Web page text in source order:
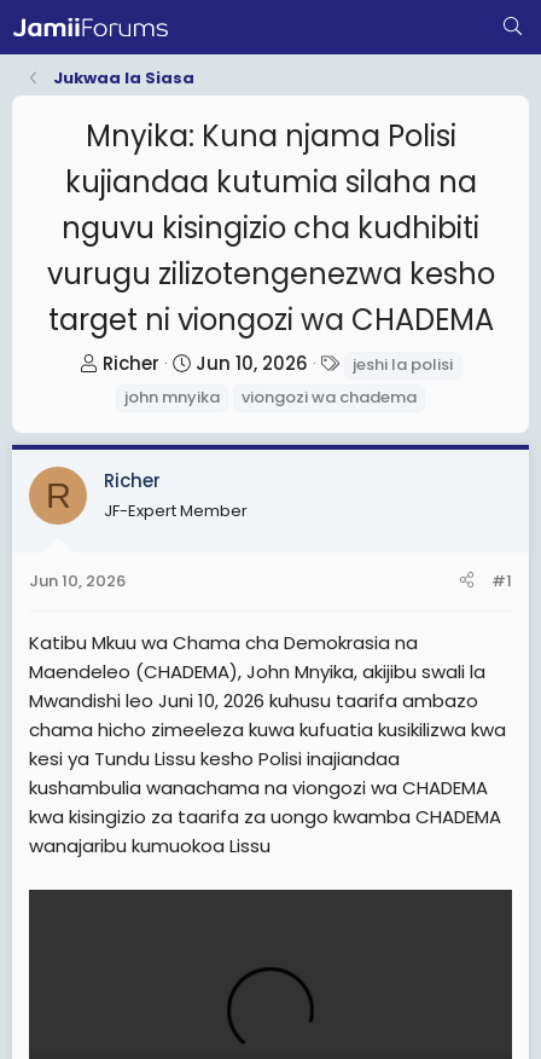
Jukwaa la Siasa
Mnyika: Kuna njama Polisi
kujiandaa kutumia silaha na
nguvu kisingizio cha kudhibiti
vurugu zilizotengenezwa kesho
target ni viongozi wa CHADEMA
T
e
a
d
a
t
e
r
Richer
S
t
r
d
Jun 10, 2026
a
s
jeshi la polisi
john mnyika
viongozi wa chadema
R Richer
JF-Expert Member
Jun 10, 2026 #1
Katibu Mkuu wa Chama cha Demokrasia na
Maendeleo (CHADEMA), John Mnyika, akijibu swali la
Mwandishi leo Juni 10, 2026 kuhusu taarifa ambazo
chama hicho zimeeleza kuwa kufuatia kusikilizwa kwa
kesi ya Tundu Lissu kesho Polisi inajiandaa
kushambulia wanachama na viongozi wa CHADEMA
kwa kisingizio za taarifa za uongo kwamba CHADEMA
wanajaribu kumuokoa Lissu